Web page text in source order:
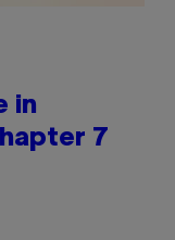
in
7